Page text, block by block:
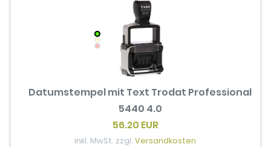
Datumstempel mit Text Trodat Professional
5440 4.0
56.20 EUR
inkl. MwSt. zzgl.Versandkosten